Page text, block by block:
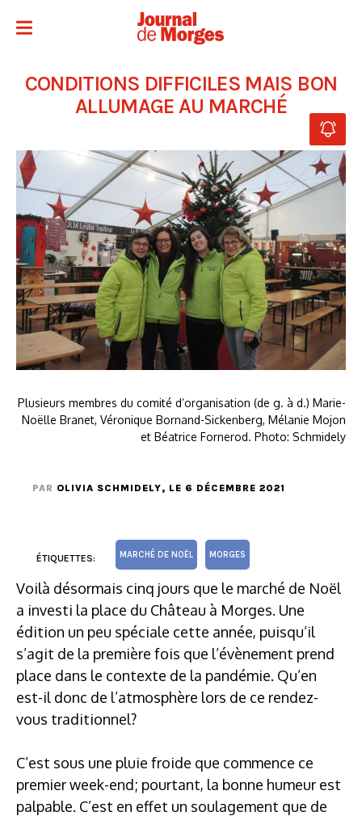
CONDITIONS DIFFICILES MAIS BON
ALLUMAGE AU MARCHÉ
Plusieurs membres du comité d’organisation (de g. à d.) Marie-
Noëlle Branet, Véronique Bornand-Sickenberg, Mélanie Mojon
et Béatrice Fornerod. Photo: Schmidely
PAR OLIVIA SCHMIDELY, LE 6 DÉCEMBRE 2021
ÉTIQUETTES: MARCHÉ DE NOËL MORGES
Voilà désormais cinq jours que le marché de Noël
a investi la place du Château à Morges. Une
édition un peu spéciale cette année, puisqu’il
s’agit de la première fois que l’évènement prend
place dans le contexte de la pandémie. Qu’en
est-il donc de l’atmosphère lors de ce rendez-
vous traditionnel?
C’est sous une pluie froide que commence ce
premier week-end; pourtant, la bonne humeur est
palpable. C’est en effet un soulagement que de